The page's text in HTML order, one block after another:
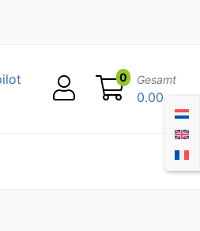
0 Gesamt
0.00